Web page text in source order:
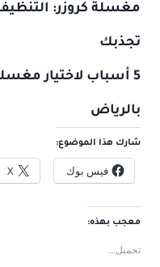
مغسلة كروزر:
تجذبك
5 أسباب لاختيار
بالرياض
شارك هذا الموضوع:
فيس بوك X
معجب بهذه:
تحميل...